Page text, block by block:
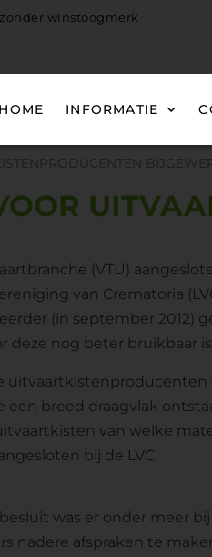
winstoogmerk
HOME INFORMATIE
(VTU)
van Crematoria
(in september 2012)
deze nog beter bruikbaar
uitvaartkistenproducenten
breed draagvlak
van welke
bij de LVC.
was er onder meer
nadere afspraken te